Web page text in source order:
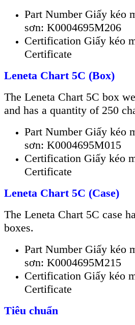
Part Number Giấy kéo
sơn: K0004695M206
Certification Giấy kéo
Certificate
Leneta Chart 5C (Box)
The Leneta Chart 5C box
and has a quantity of 250
Part Number Giấy kéo
sơn: K0004695M015
Certification Giấy kéo
Certificate
Leneta Chart 5C (Case)
The Leneta Chart 5C case
boxes.
Part Number Giấy kéo
sơn: K0004695M215
Certification Giấy kéo
Certificate
Tiêu chuẩn